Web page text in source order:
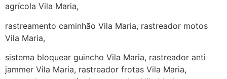
agrícola Vila Maria,
rastreamento caminhão Vila Maria, rastreador motos
Vila Maria,
sistema bloquear guincho Vila Maria, rastreador anti
jammer Vila Maria, rastreador frotas Vila Maria,